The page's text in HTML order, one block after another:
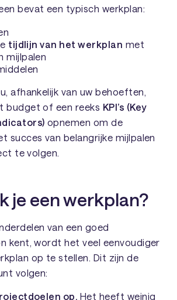
bevat een typisch werkplan:
tijdlijn van het werkplan met
mijlpalen
afhankelijk van uw behoeften,
budget of een reeks KPI’s (Key
opnemen om de
succes van belangrijke mijlpalen
te volgen.
je een werkplan?
van een goed
kent, wordt het veel eenvoudiger
op te stellen. Dit zijn de
volgen:
op. Het heeft weinig